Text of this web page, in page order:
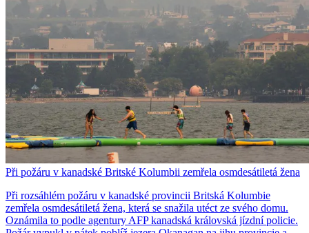
Při požáru v kanadské Britské Kolumbii zemřela osmdesátiletá žena
Při rozsáhlém požáru v kanadské provincii Britská Kolumbie
zemřela osmdesátiletá žena, která se snažila utéct ze svého domu.
Oznámila to podle agentury AFP kanadská královská jízdní policie.